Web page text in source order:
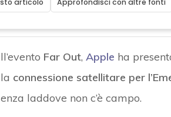
ll’evento Far Out, Apple ha
la connessione satellitare per
laddove non c’è campo.